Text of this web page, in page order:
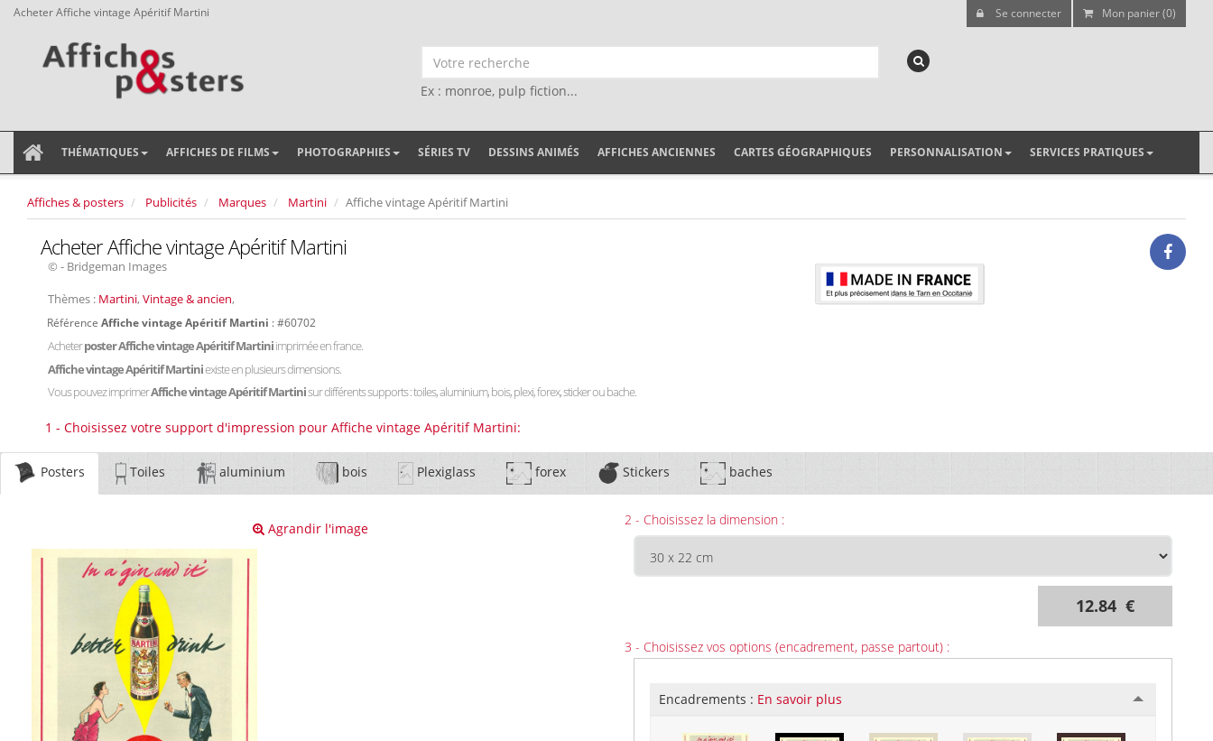
Acheter Affiche vintage Apéritif Martini Se connecter Mon panier (0)
Ex : monroe, pulp fiction...
THÉMATIQUES AFFICHES DE FILMS PHOTOGRAPHIES SÉRIES TV DESSINS ANIMÉS AFFICHES ANCIENNES CARTES GÉOGRAPHIQUES PERSONNALISATION SERVICES PRATIQUES
Affiches & posters Publicités Marques Martini Affiche vintage Apéritif Martini
Acheter Affiche vintage Apéritif Martini
© - Bridgeman Images
Thèmes : Martini, Vintage & ancien,
Référence Affiche vintage Apéritif Martini : #60702
Acheterposter Affiche vintage Apéritif Martiniimprimée en france.
Affiche vintage Apéritif Martiniexiste en plusieurs dimensions.
Vous pouvez imprimerAffiche vintage Apéritif Martinisur différents supports : toiles, aluminium, bois, plexi, forex, sticker ou bache.
1 - Choisissez votre support d'impression pour Affiche vintage Apéritif Martini:
Posters Toiles aluminium bois Plexiglass forex Stickers baches
Agrandir l'image
2 - Choisissez la dimension :
12.84 €
3 - Choisissez vos options (encadrement, passe partout) :
Encadrements : En savoir plus